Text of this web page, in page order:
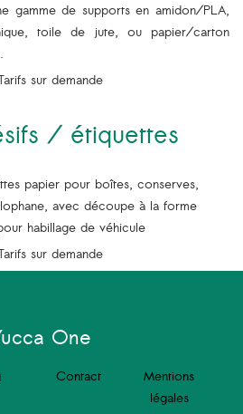
gamme de supports en amidon/PLA,
toile de jute, ou papier/carton
sur demande
/ étiquettes
papier pour boîtes, conserves,
avec découpe à la forme
habillage de véhicule
sur demande
One
Contact
Mentions
légales